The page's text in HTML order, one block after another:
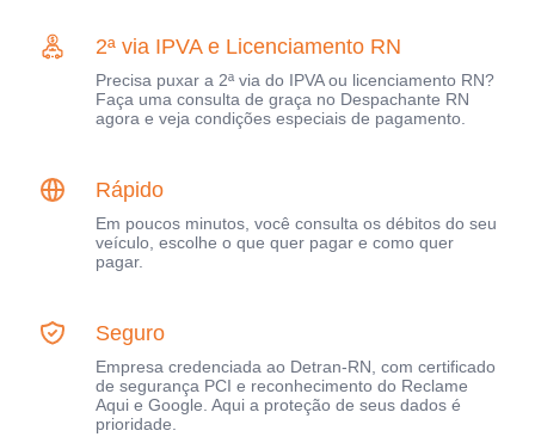
2ª via IPVA e Licenciamento RN
Precisa puxar a 2ª via do IPVA ou licenciamento RN?
Faça uma consulta de graça no Despachante RN
agora e veja condições especiais de pagamento.
Rápido
Em poucos minutos, você consulta os débitos do seu
veículo, escolhe o que quer pagar e como quer
pagar.
Seguro
Empresa credenciada ao Detran-RN, com certificado
de segurança PCI e reconhecimento do Reclame
Aqui e Google. Aqui a proteção de seus dados é
prioridade.